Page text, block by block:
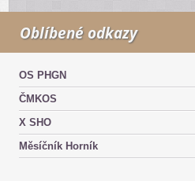
Oblíbené odkazy
OS PHGN
ČMKOS
X SHO
Měsíčník Horník